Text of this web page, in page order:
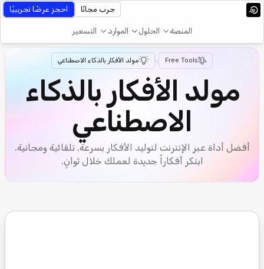
المنصة الحلول الموارد التسعير
جرب مجانًا احجز عرضًا تجريبيًا
Free Tools
> مولد الأفكار بالذكاء الاصطناعي
مولد الأفكار بالذكاء
الاصطناعي
أفضل أداة عبر الإنترنت لتوليد الأفكار بسرعة. تلقائية ومجانية.
ابتكر أفكاراً جديدة لعملك خلال ثوانٍ.